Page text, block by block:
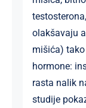
olakšavaju
mišića)
hormone:
rasta nalik
studije